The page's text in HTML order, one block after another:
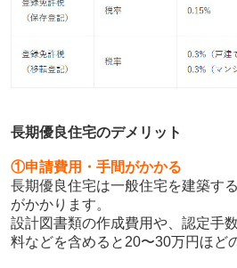
長期優良住宅のデメリット
①申請費用・手間がかかる
長期優良住宅は一般住宅を建築す
がかかります。
設計図書類の作成費用や、認定手
料などを含めると20〜30万円ほど